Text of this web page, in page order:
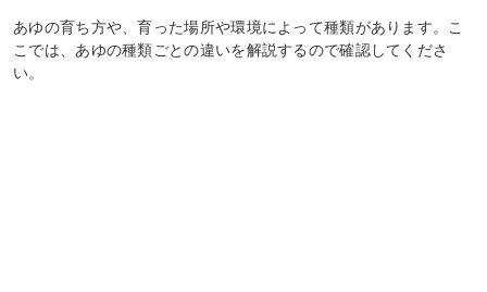
あゆの育ち方や、育った場所や環境によって種類があります。こ
こでは、あゆの種類ごとの違いを解説するので確認してくださ
い。